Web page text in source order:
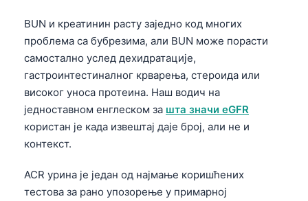
BUN и креатинин расту заједно код многих
проблема са бубрезима, али BUN може порасти
самостално услед дехидратације,
гастроинтестиналног крварења, стероида или
високог уноса протеина. Наш водич на
једноставном енглеском за шта значи eGFR
користан је када извештај даје број, али не и
контекст.
ACR урина је један од најмање коришћених
тестова за рано упозорење у примарној
Hrvatski
Slovenčina
پښتو
සිංහල
অসমীয়া